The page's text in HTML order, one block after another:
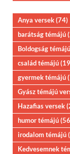
Anya versek(74)
barátság témájú
Boldogság
család témájú
gyermek témájú
Gyász témájú
Hazafias versek
humor témájú
irodalom témájú
Kedvesemnek